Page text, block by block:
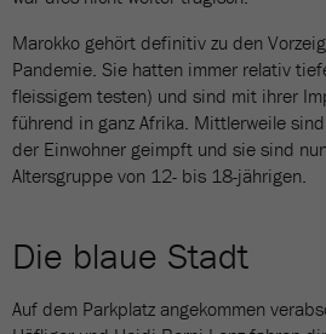
Marokko gehört definitiv zu den
Pandemie. Sie hatten immer relativ
fleissigem testen) und sind mit ihrer
führend in ganz Afrika. Mittlerweile
der Einwohner geimpft und sie sind
Altersgruppe von 12- bis 18-jährigen.
Die blaue Stadt
Auf dem Parkplatz angekommen